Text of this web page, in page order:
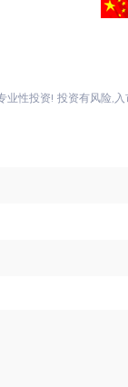
业性投资! 投资有风险,入